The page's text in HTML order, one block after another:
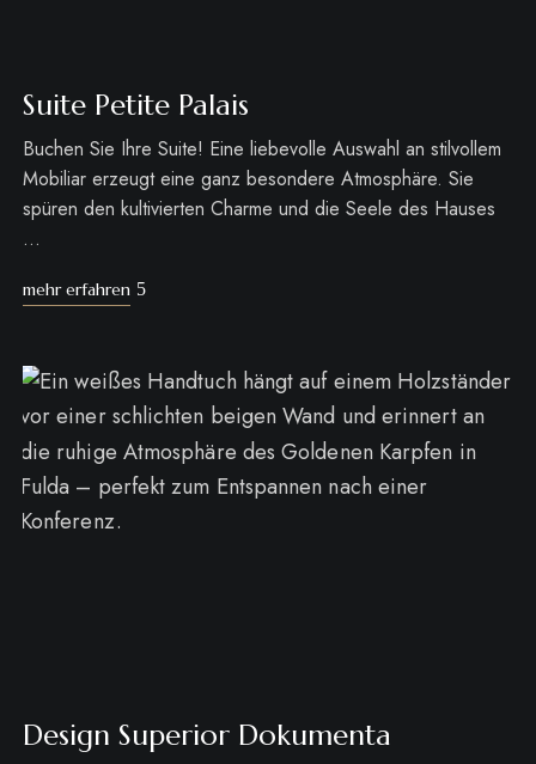
Suite Petite Palais
Buchen Sie Ihre Suite! Eine liebevolle Auswahl an stilvollem
Mobiliar erzeugt eine ganz besondere Atmosphäre. Sie
spüren den kultivierten Charme und die Seele des Hauses
…
mehr erfahren
Design Superior Dokumenta